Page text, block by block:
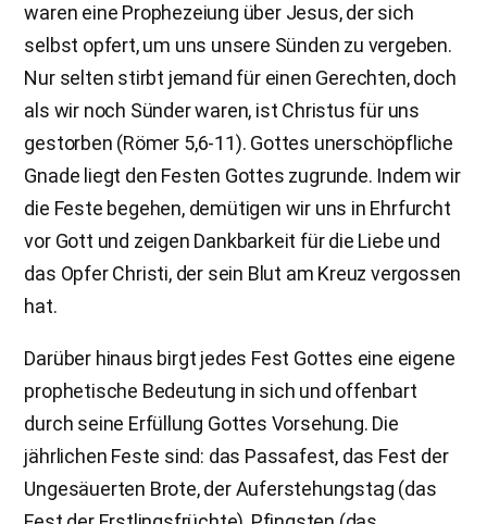
waren eine Prophezeiung über Jesus, der sich
selbst opfert, um uns unsere Sünden zu vergeben.
Nur selten stirbt jemand für einen Gerechten, doch
als wir noch Sünder waren, ist Christus für uns
gestorben (Römer 5,6-11). Gottes unerschöpfliche
Gnade liegt den Festen Gottes zugrunde. Indem wir
die Feste begehen, demütigen wir uns in Ehrfurcht
vor Gott und zeigen Dankbarkeit für die Liebe und
das Opfer Christi, der sein Blut am Kreuz vergossen
hat.
Darüber hinaus birgt jedes Fest Gottes eine eigene
prophetische Bedeutung in sich und offenbart
durch seine Erfüllung Gottes Vorsehung. Die
jährlichen Feste sind: das Passafest, das Fest der
Ungesäuerten Brote, der Auferstehungstag (das